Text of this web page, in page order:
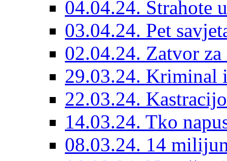
04.04.24. Strahote
03.04.24. Pet
02.04.24. Zatvor
29.03.24. Kriminal
22.03.24.
14.03.24. Tko
08.03.24. 14